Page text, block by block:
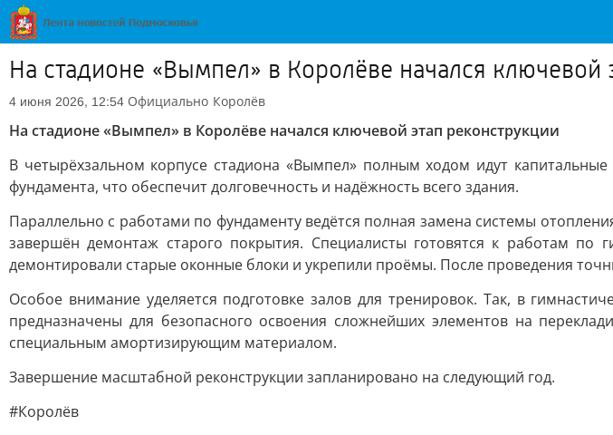
На стадионе «Вымпел» в Королёве начался ключевой
4 июня 2026, 12:54 Официально Королёв
На стадионе «Вымпел» в Королёве начался ключевой этап реконструкции
В четырёхзальном корпусе стадиона «Вымпел» полным ходом идут
фундамента, что обеспечит долговечность и надёжность всего здания.
Параллельно с работами по фундаменту ведётся полная замена системы
завершён демонтаж старого покрытия. Специалисты готовятся к работам
демонтировали старые оконные блоки и укрепили проёмы. После проведения
Особое внимание уделяется подготовке залов для тренировок. Так, в
предназначены для безопасного освоения сложнейших элементов на
специальным амортизирующим материалом.
Завершение масштабной реконструкции запланировано на следующий год.
#Королёв